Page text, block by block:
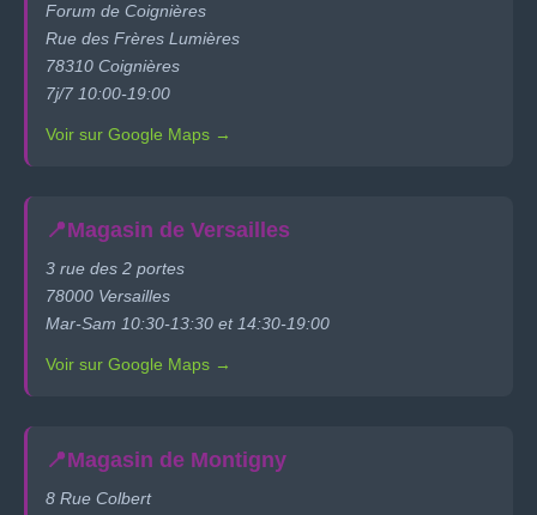
Forum de Coignières
Rue des Frères Lumières
78310 Coignières
7j/7 10:00-19:00
Voir sur Google Maps →
📍Magasin de Versailles
3 rue des 2 portes
78000 Versailles
Mar-Sam 10:30-13:30 et 14:30-19:00
Voir sur Google Maps →
📍Magasin de Montigny
8 Rue Colbert